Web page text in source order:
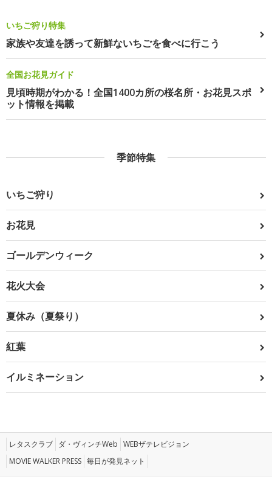
いちご狩り特集
家族や友達を誘って新鮮ないちごを食べに行こう
全国お花見ガイド
見頃時期がわかる！全国1400カ所の桜名所・お花見スポ
ット情報を掲載
季節特集
いちご狩り
お花見
ゴールデンウィーク
花火大会
夏休み（夏祭り）
紅葉
イルミネーション
レタスクラブ ダ・ヴィンチWeb WEBザテレビジョン
MOVIE WALKER PRESS 毎日が発見ネット